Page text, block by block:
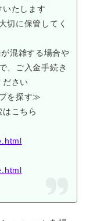
たします
に保管してく
混雑する場合や
、ご入金手続き
ださい
を探す≫
こちら